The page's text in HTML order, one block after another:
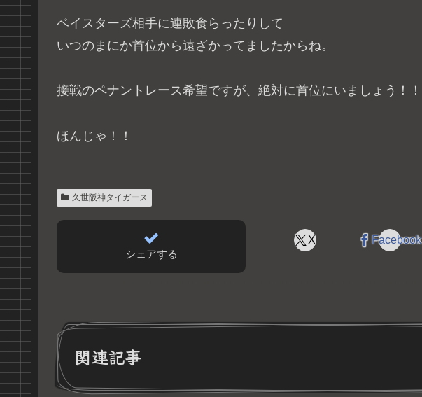
ベイスターズ相手に連敗食らったりして
いつのまにか首位から遠ざかってましたからね。
接戦のペナントレース希望ですが、絶対に首位にいましょう！！
ほんじゃ！！
久世阪神タイガース
シェアする
X Facebook
関連記事